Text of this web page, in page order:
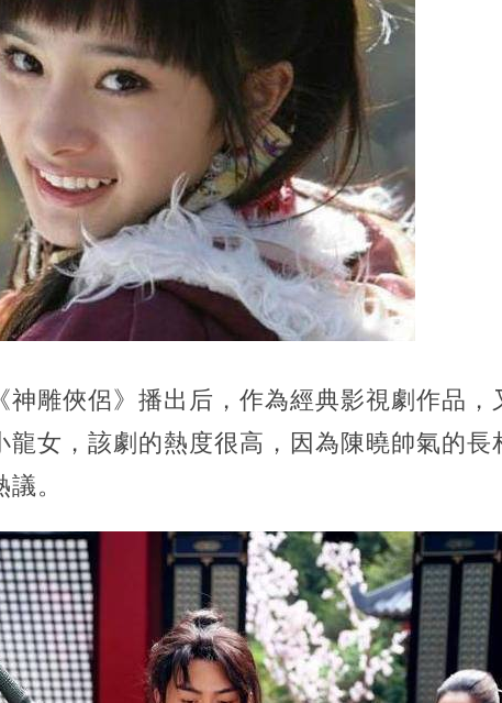
神雕俠侶》播出后，作為經典影視劇作品，
龍女，該劇的熱度很高，因為陳曉帥氣的
。